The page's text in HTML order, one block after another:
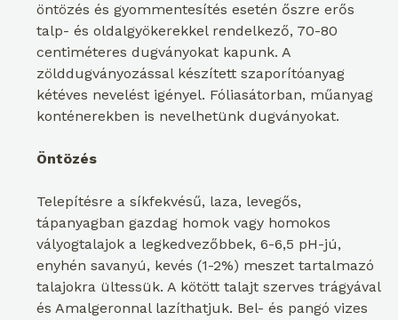
öntözés és gyommentesítés esetén őszre erős
talp- és oldalgyökerekkel rendelkező, 70-80
centiméteres dugványokat kapunk. A
zölddugványozással készített szaporítóanyag
kétéves nevelést igényel. Fóliasátorban, műanyag
konténerekben is nevelhetünk dugványokat.
Öntözés
Telepítésre a síkfekvésű, laza, levegős,
tápanyagban gazdag homok vagy homokos
vályogtalajok a legkedvezőbbek, 6-6,5 pH-jú,
enyhén savanyú, kevés (1-2%) meszet tartalmazó
talajokra ültessük. A kötött talajt szerves trágyával
és Amalgeronnal lazíthatjuk. Bel- és pangó vizes